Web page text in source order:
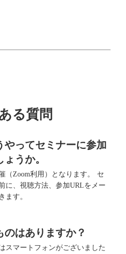
る質問
やってセミナーに参加
うか。
（Zoom利用）となります。 セ
に、視聴方法、参加URLをメー
ます。
のはありますか？
スマートフォンがございました